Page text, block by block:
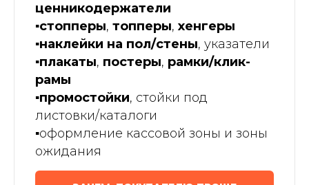
ценникодержатели
▪️стопперы, топперы, хенгеры
▪️наклейки на пол/стены, указатели
▪️плакаты, постеры, рамки/клик-
рамы
▪️промостойки, стойки под
листовки/каталоги
▪️оформление кассовой зоны и зоны
ожидания